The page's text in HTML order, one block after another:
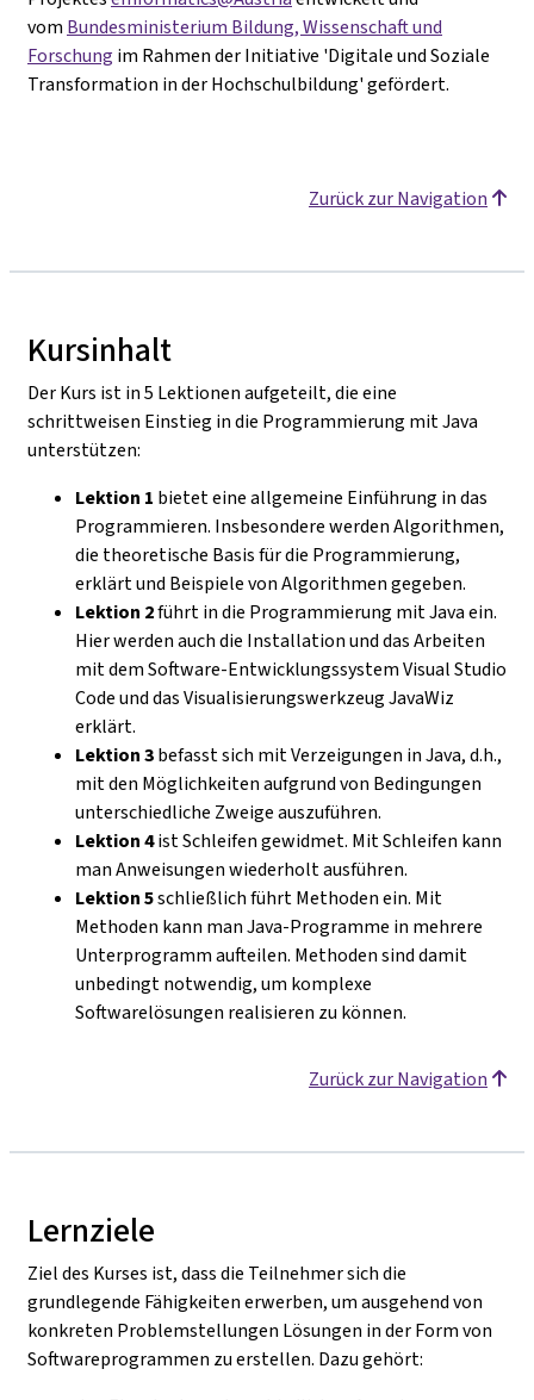
vom Bundesministerium Bildung, Wissenschaft und
Forschung im Rahmen der Initiative 'Digitale und Soziale
Transformation in der Hochschulbildung' gefördert.
Zurück zur Navigation
Kursinhalt
Der Kurs ist in 5 Lektionen aufgeteilt, die eine
schrittweisen Einstieg in die Programmierung mit Java
unterstützen:
Lektion 1 bietet eine allgemeine Einführung in das
Programmieren. Insbesondere werden Algorithmen,
die theoretische Basis für die Programmierung,
erklärt und Beispiele von Algorithmen gegeben.
Lektion 2führt in die Programmierung mit Java ein.
Hier werden auch die Installation und das Arbeiten
mit dem Software-Entwicklungssystem Visual Studio
Code und das Visualisierungswerkzeug JavaWiz
erklärt.
Lektion 3befasst sich mit Verzeigungen in Java, d.h.,
mit den Möglichkeiten aufgrund von Bedingungen
unterschiedliche Zweige auszuführen.
Lektion 4ist Schleifen gewidmet. Mit Schleifen kann
man Anweisungen wiederholt ausführen.
Lektion 5schließlich führt Methoden ein. Mit
Methoden kann man Java-Programme in mehrere
Unterprogramm aufteilen. Methoden sind damit
unbedingt notwendig, um komplexe
Softwarelösungen realisieren zu können.
Zurück zur Navigation
Lernziele
Ziel des Kurses ist, dass die Teilnehmer sich die
grundlegende Fähigkeiten erwerben, um ausgehend von
konkreten Problemstellungen Lösungen in der Form von
Softwareprogrammen zu erstellen. Dazu gehört: